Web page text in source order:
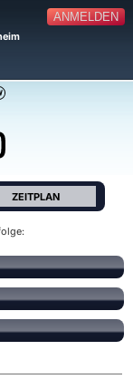
ANMELDEN
ZEITPLAN